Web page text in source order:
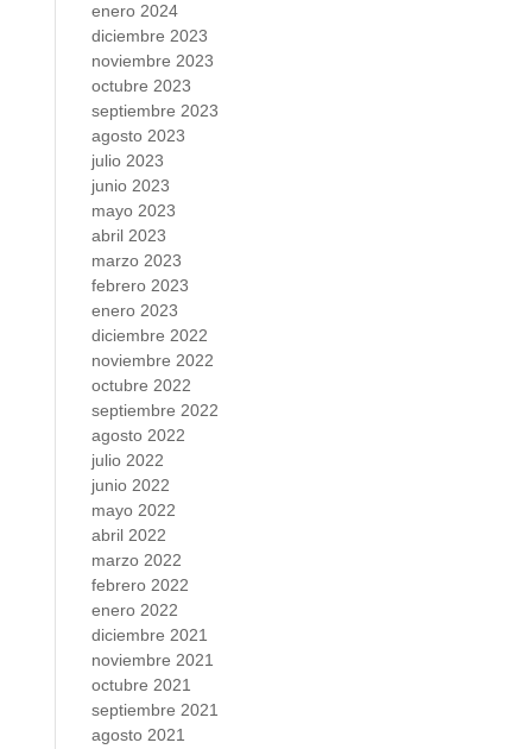
enero 2024
diciembre 2023
noviembre 2023
octubre 2023
septiembre 2023
agosto 2023
julio 2023
junio 2023
mayo 2023
abril 2023
marzo 2023
febrero 2023
enero 2023
diciembre 2022
noviembre 2022
octubre 2022
septiembre 2022
agosto 2022
julio 2022
junio 2022
mayo 2022
abril 2022
marzo 2022
febrero 2022
enero 2022
diciembre 2021
noviembre 2021
octubre 2021
septiembre 2021
agosto 2021